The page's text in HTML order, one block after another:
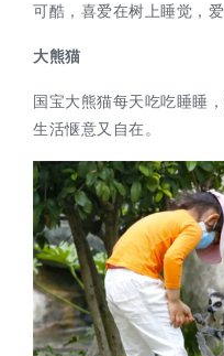
可酷，喜爱在树上睡觉，爱
大熊猫
国宝大熊猫每天吃吃睡睡
生活惬意又自在。